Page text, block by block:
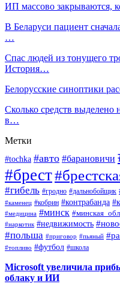
ИП массово закрываются,
В Беларуси пациент
…
Спас людей из тонущего
История…
Белорусские синоптики
Сколько средств выделено
в…
Метки
#tochka #авто #барановичи
#брест
#гибель #гродно #дальнобойщик
#каменец #кобрин #контрабанда
#медицина #минск
#наркотик #недвижимость
#польша #приговор #пьяный
#топливо #футбол #школа
Microsoft увеличила
облаку и ИИ